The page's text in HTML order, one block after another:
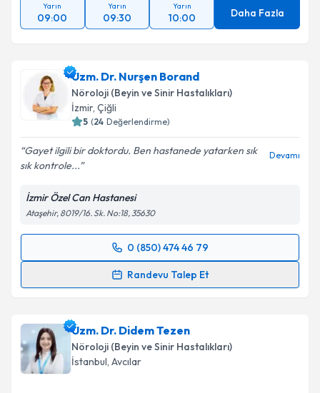
Yarın
09:00
Yarın
09:30
Yarın
10:00 Daha Fazla
Uzm. Dr. Nurşen Borand
Nöroloji (Beyin ve Sinir Hastalıkları)
İzmir, Çiğli
5 (24 Değerlendirme)
Gayet ilgili bir doktordu. Ben hastanede yatarken sık
sık kontrole...
Devamı
İzmir Özel Can Hastanesi
Ataşehir, 8019/16. Sk. No:18, 35630
0 (850) 474 46 79
Randevu Talep Et
Randevu Takvimi Talebi
takvim hazırlandığında e-posta ile bilgilendireceğiz.
E-posta Adresiniz
Uzm. Dr. Didem Tezen
Nöroloji (Beyin ve Sinir Hastalıkları)
İstanbul, Avcılar